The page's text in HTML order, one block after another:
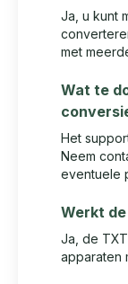
Ja, u kunt
met
Wat te
Het
Neem
eventuele
Werkt
Ja, de
apparaten